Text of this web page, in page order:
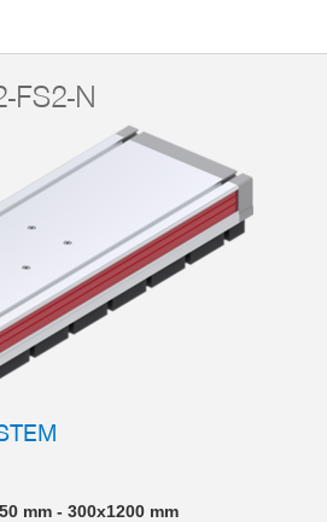
FS2-N
mm - 300x1200 mm